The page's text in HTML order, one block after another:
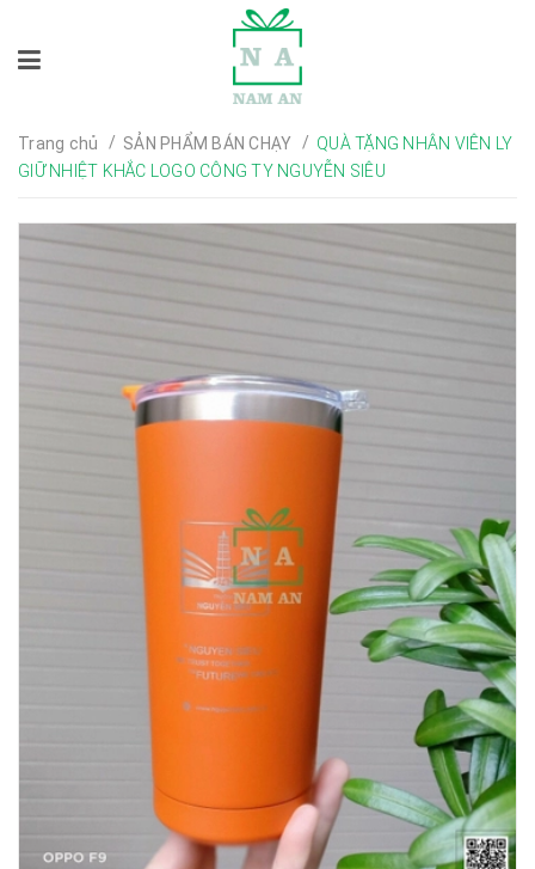
Trang chủ / SẢN PHẨM BÁN CHẠY / QUÀ TẶNG NHÂN VIÊN LY
GIỮ NHIỆT KHẮC LOGO CÔNG TY NGUYỄN SIÊU